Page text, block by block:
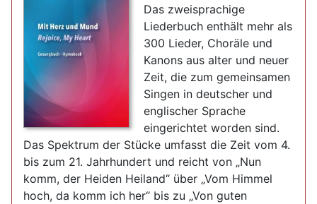
Das zweisprachige
Liederbuch enthält mehr als
300 Lieder, Choräle und
Kanons aus alter und neuer
Zeit, die zum gemeinsamen
Singen in deutscher und
englischer Sprache
eingerichtet worden sind.
Das Spektrum der Stücke umfasst die Zeit vom 4.
bis zum 21. Jahrhundert und reicht von „Nun
komm, der Heiden Heiland“ über „Vom Himmel
hoch, da komm ich her“ bis zu „Von guten